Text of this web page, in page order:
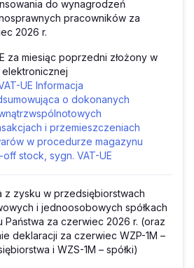
do wynagrodzeń
pracowników za
2026 r.
za miesiąc poprzedni złożony w
UE Informacja
o dokonanych
i przemieszczeniach
w procedurze magazynu
off stock, sygn. VAT-UE
z zysku w przedsiębiorstwach
i jednoosobowych spółkach
Państwa za czerwiec 2026 r. (oraz
deklaracji za czerwiec WZP-1M –
i WZS-1M – spółki)